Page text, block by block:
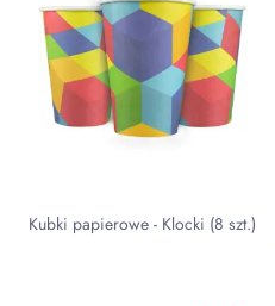
Kubki papierowe - Klocki (8 szt.)